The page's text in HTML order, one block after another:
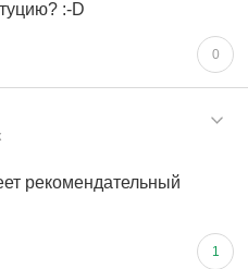
:-D
0
рекомендательный
1